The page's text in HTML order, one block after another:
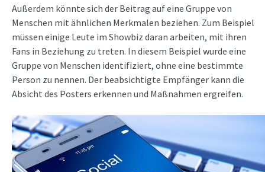
Außerdem könnte sich der Beitrag auf eine Gruppe von
Menschen mit ähnlichen Merkmalen beziehen. Zum Beispiel
müssen einige Leute im Showbiz daran arbeiten, mit ihren
Fans in Beziehung zu treten. In diesem Beispiel wurde eine
Gruppe von Menschen identifiziert, ohne eine bestimmte
Person zu nennen. Der beabsichtigte Empfänger kann die
Absicht des Posters erkennen und Maßnahmen ergreifen.